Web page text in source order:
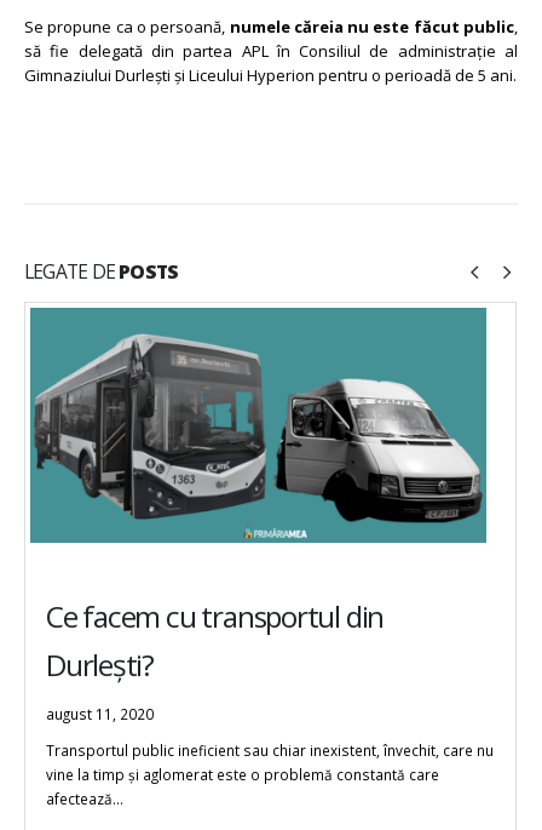
Se propune ca o persoană, numele căreia nu este făcut public
să fie delegată din partea APL în Consiliul de administrație al
Gimnaziului Durlești și Liceului Hyperion pentru o perioadă de 5 ani.
LEGATE DEPOSTS
Ce facem cu transportul din
Durlești?
august 11, 2020
Transportul public ineficient sau chiar inexistent, învechit, care nu
vine la timp și aglomerat este o problemă constantă care
afectează...